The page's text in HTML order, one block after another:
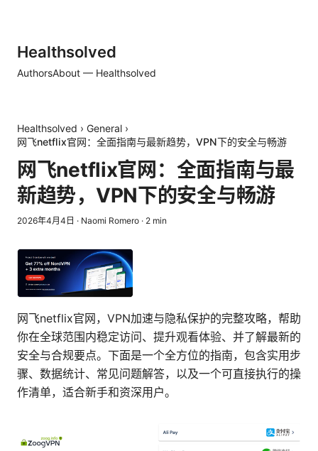
Healthsolved
AuthorsAbout — Healthsolved
Healthsolved › General ›
网飞netflix官网：全面指南与最新趋势，VPN下的安全与畅游
网飞netflix官网：全面指南与最
新趋势，VPN下的安全与畅游
2026年4月4日 · Naomi Romero · 2 min
网飞netflix官网，VPN加速与隐私保护的完整攻略，帮助
你在全球范围内稳定访问、提升观看体验、并了解最新的
安全与合规要点。下面是一个全方位的指南，包含实用步
骤、数据统计、常见问题解答，以及一个可直接执行的操
作清单，适合新手和资深用户。